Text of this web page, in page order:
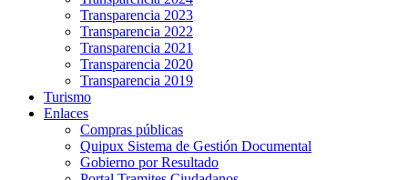
Transparencia 2023
Transparencia 2022
Transparencia 2021
Transparencia 2020
Transparencia 2019
Turismo
Enlaces
Compras públicas
Quipux Sistema de Gestión Documental
Gobierno por Resultado